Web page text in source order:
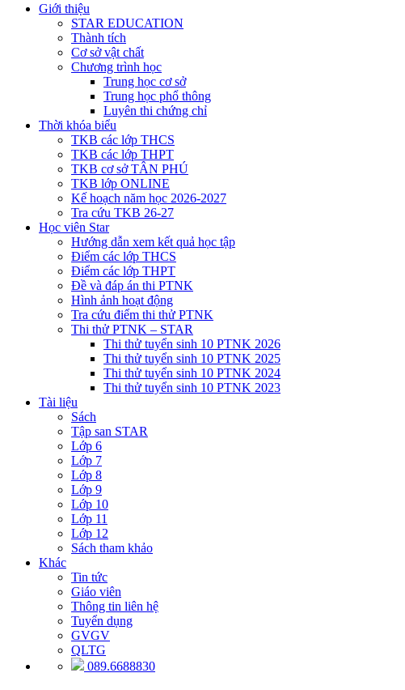
Giới thiệu
STAR EDUCATION
Thành tích
Cơ sở vật chất
Chương trình học
Trung học cơ sở
Trung học phổ thông
Luyên thi chứng chỉ
Thời khóa biểu
TKB các lớp THCS
TKB các lớp THPT
TKB cơ sở TÂN PHÚ
TKB lớp ONLINE
Kế hoạch năm học 2026-2027
Tra cứu TKB 26-27
Học viên Star
Hướng dẫn xem kết quả học tập
Điểm các lớp THCS
Điểm các lớp THPT
Đề và đáp án thi PTNK
Hình ảnh hoạt động
Tra cứu điểm thi thử PTNK
Thi thử PTNK – STAR
Thi thử tuyển sinh 10 PTNK 2026
Thi thử tuyển sinh 10 PTNK 2025
Thi thử tuyển sinh 10 PTNK 2024
Thi thử tuyển sinh 10 PTNK 2023
Tài liệu
Sách
Tập san STAR
Lớp 6
Lớp 7
Lớp 8
Lớp 9
Lớp 10
Lớp 11
Lớp 12
Sách tham khảo
Khác
Tin tức
Giáo viên
Thông tin liên hệ
Tuyển dụng
GVGV
QLTG
089.6688830